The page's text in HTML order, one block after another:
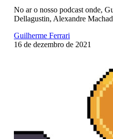
No ar o nosso podcast onde,
Dellagustin, Alexandre
Guilherme Ferrari
16 de dezembro de 2021